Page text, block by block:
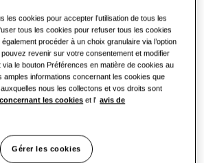
polyvalente de gainables,
à tous vos besoins. Facilement
offrent des performances
épuré.
les cookies pour accepter l’utilisation de tous les
tous les cookies pour refuser tous les cookies
procéder à un choix granulaire via l’option
revenir sur votre consentement et modifier
le bouton Préférences en matière de cookies au
amples informations concernant les cookies que
nous les collectons et vos droits sont
les cookies et l’ avis de
Gérer les cookies